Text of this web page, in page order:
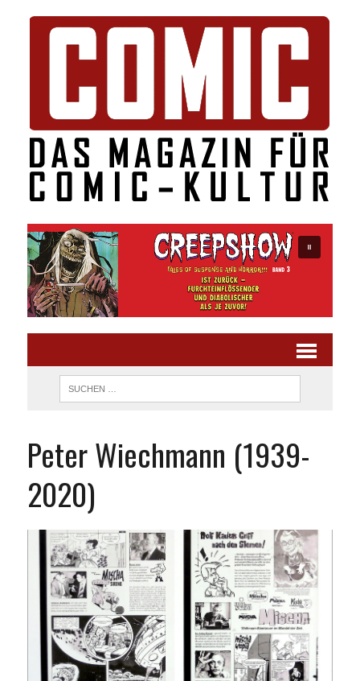
Peter Wiechmann (1939-
2020)